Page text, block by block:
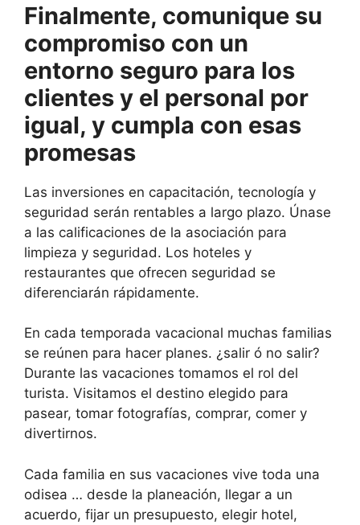
Finalmente, comunique su
compromiso con un
entorno seguro para los
clientes y el personal por
igual, y cumpla con esas
promesas
Las inversiones en capacitación, tecnología y
seguridad serán rentables a largo plazo. Únase
a las calificaciones de la asociación para
limpieza y seguridad. Los hoteles y
restaurantes que ofrecen seguridad se
diferenciarán rápidamente.
En cada temporada vacacional muchas familias
se reúnen para hacer planes. ¿salir ó no salir?
Durante las vacaciones tomamos el rol del
turista. Visitamos el destino elegido para
pasear, tomar fotografías, comprar, comer y
divertirnos.
Cada familia en sus vacaciones vive toda una
odisea … desde la planeación, llegar a un
acuerdo, fijar un presupuesto, elegir hotel,